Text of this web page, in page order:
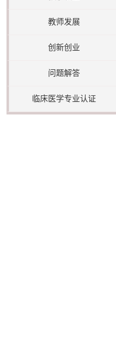
教师发展
创新创业
问题解答
临床医学专业认证